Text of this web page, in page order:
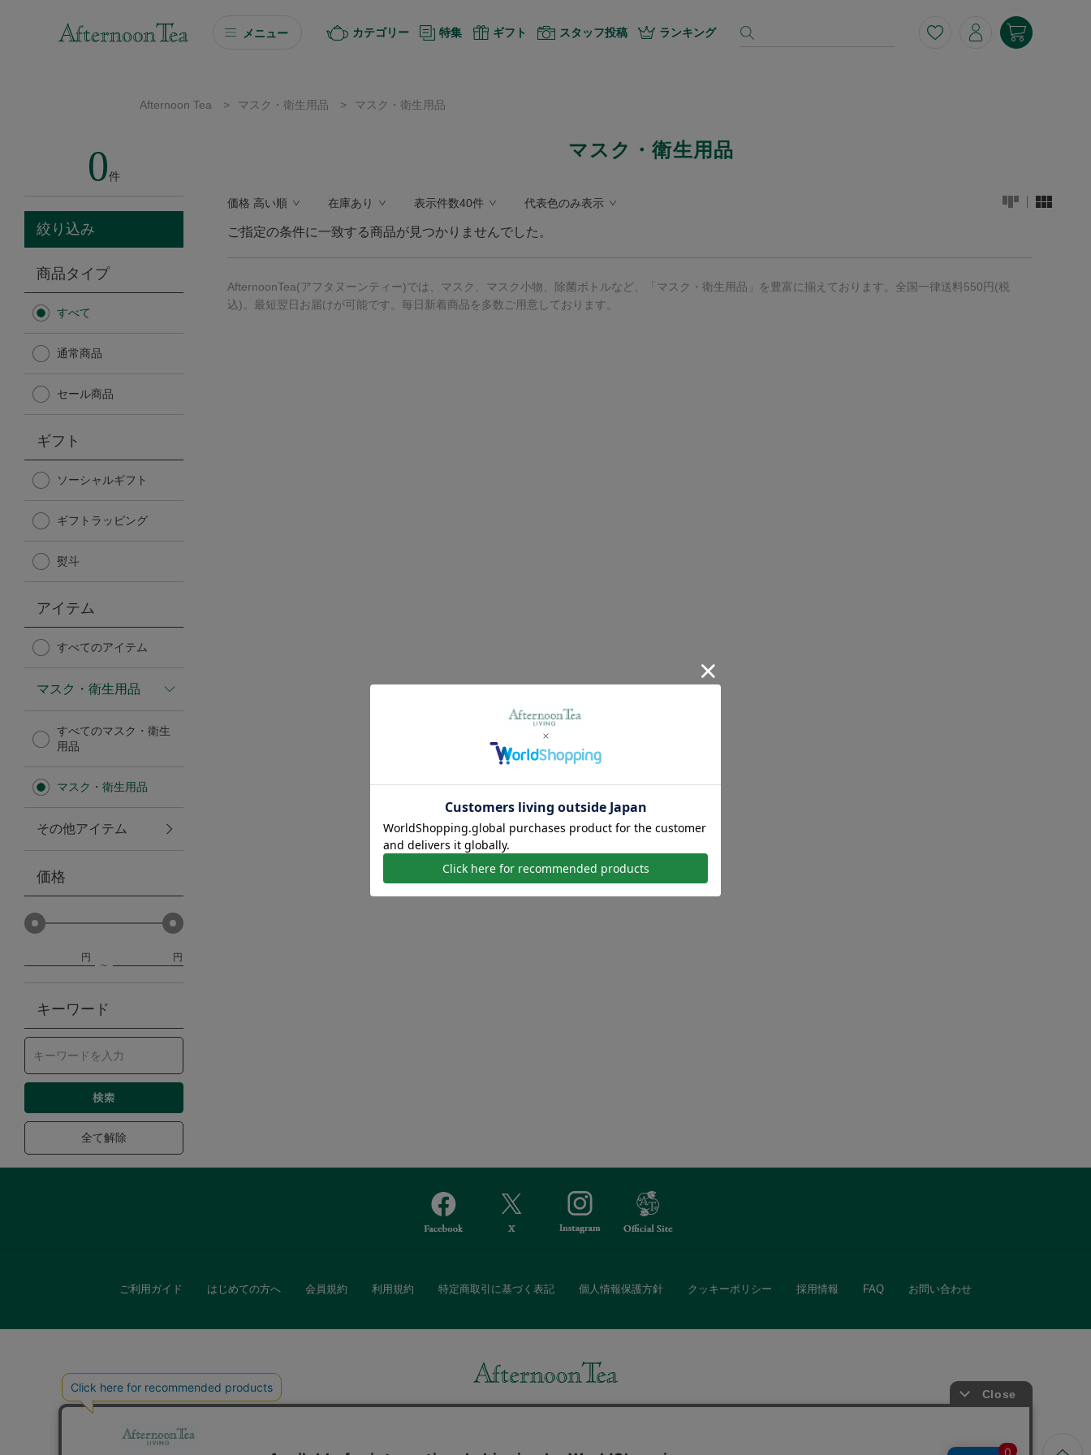
メニュー
ソーシャルギフト
Afternoon Tea TEAROOM
Afternoon Tea TEAROOM
日傘
保冷バッグ
星空シリーズ
無重力シリーズ
トラベルグッズ
インテリア
インテリア
ファブリック
ウエア
カテゴリー 特集 ギフト スタッフ投稿 ランキング
Afternoon Tea > マスク・衛生用品 > マスク・衛生用品
0件
絞り込み
商品タイプ
すべて
通常商品
セール商品
ギフト
ソーシャルギフト
ギフトラッピング
熨斗
アイテム
すべてのアイテム
マスク・衛生用品
すべてのマスク・衛生
用品
マスク・衛生用品
その他アイテム
価格
円 円
キーワード
全て解除
マスク・衛生用品
価格 高い順 在庫あり 表示件数40件 代表色のみ表示
ご指定の条件に一致する商品が見つかりませんでした。
AfternoonTea(アフタヌーンティー)では、マスク、マスク小物、除菌ボトルなど、「マスク・衛生用品」を豊富に揃えております。全国一律送料550円(税
込)。最短翌日お届けが可能です。毎日新着商品を多数ご用意しております。
ご利用ガイド はじめての方へ 会員規約 利用規約 特定商取引に基づく表記 個人情報保護方針 クッキーポリシー 採用情報 FAQ お問い合わせ